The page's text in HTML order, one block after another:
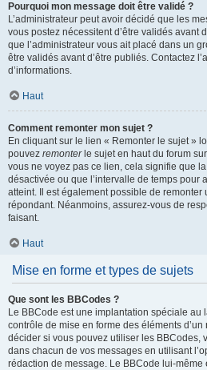
Pourquoi mon message doit être validé ?
L’administrateur peut avoir décidé que les
vous postez nécessitent d’être validés avant
que l’administrateur vous ait placé dans un
être validés avant d’être publiés. Contactez
d’informations.
Haut
Comment remonter mon sujet ?
En cliquant sur le lien « Remonter le sujet »
pouvez remonterle sujet en haut du forum
vous ne voyez pas ce lien, cela signifie que
désactivée ou que l’intervalle de temps pour
atteint. Il est également possible de remonter
répondant. Néanmoins, assurez-vous de
faisant.
Haut
Mise en forme et types de sujets
Que sont les BBCodes ?
Le BBCode est une implantation spéciale au
contrôle de mise en forme des éléments d’un
décider si vous pouvez utiliser les BBCodes,
dans chacun de vos messages en utilisant
rédaction de message. Le BBCode lui-